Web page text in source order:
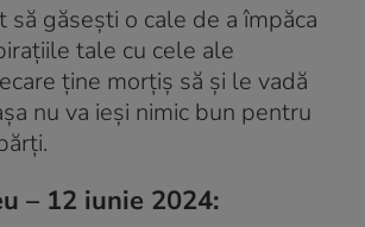
să găsești o cale de a împăca
tale cu cele ale
ține morțiș să și le vadă
nu va ieși nimic bun pentru
– 12 iunie 2024: